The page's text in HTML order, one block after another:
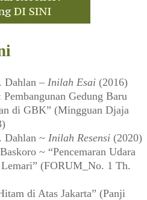
– Inilah Esai (2016)
Pembangunan Gedung Baru
di GBK” (Mingguan Djaja
~ Inilah Resensi (2020)
~ “Pencemaran Udara
(FORUM_No. 1 Th.
di Atas Jakarta” (Panji